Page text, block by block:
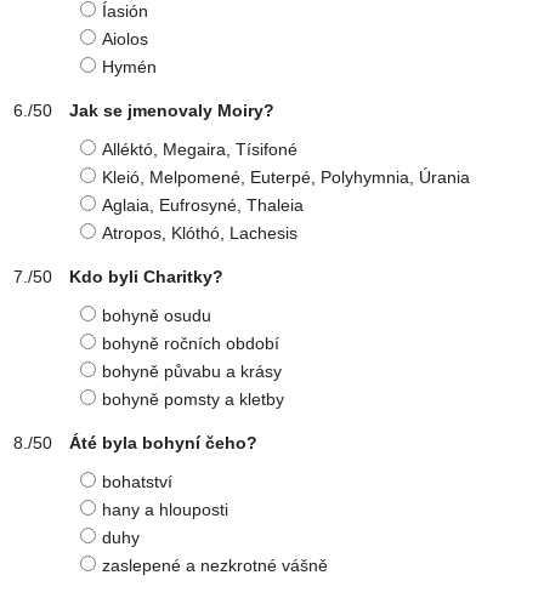
Íasión
Aiolos
Hymén
Jak se jmenovaly Moiry?
Alléktó, Megaira, Tísifoné
Kleió, Melpomené, Euterpé, Polyhymnia, Úrania
Aglaia, Eufrosyné, Thaleia
Atropos, Klóthó, Lachesis
Kdo byli Charitky?
bohyně osudu
bohyně ročních období
bohyně půvabu a krásy
bohyně pomsty a kletby
Áté byla bohyní čeho?
bohatství
hany a hlouposti
duhy
zaslepené a nezkrotné vášně